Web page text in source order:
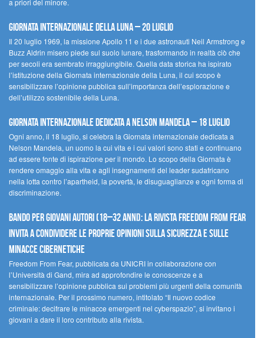
a priori del minore.
Giornata Internazionale della Luna – 20 luglio
Il 20 luglio 1969, la missione Apollo 11 e i due astronauti Neil Armstrong e
Buzz Aldrin misero piede sul suolo lunare, trasformando in realtà ciò che
per secoli era sembrato irraggiungibile. Quella data storica ha ispirato
l’istituzione della Giornata internazionale della Luna, il cui scopo è
sensibilizzare l’opinione pubblica sull’importanza dell’esplorazione e
dell’utilizzo sostenibile della Luna.
Giornata internazionale dedicata a Nelson Mandela – 18 luglio
Ogni anno, il 18 luglio, si celebra la Giornata internazionale dedicata a
Nelson Mandela, un uomo la cui vita e i cui valori sono stati e continuano
ad essere fonte di ispirazione per il mondo. Lo scopo della Giornata è
rendere omaggio alla vita e agli insegnamenti del leader sudafricano
nella lotta contro l’apartheid, la povertà, le disuguaglianze e ogni forma di
discriminazione.
Bando per giovani autori (18–32 anni): la Rivista Freedom From Fear
invita a condividere le proprie opinioni sulla sicurezza e sulle
minacce cibernetiche
Freedom From Fear, pubblicata da UNICRI in collaborazione con
l’Università di Gand, mira ad approfondire le conoscenze e a
sensibilizzare l’opinione pubblica sui problemi più urgenti della comunità
internazionale. Per il prossimo numero, intitolato “Il nuovo codice
criminale: decifrare le minacce emergenti nel cyberspazio”, si invitano i
giovani a dare il loro contributo alla rivista.